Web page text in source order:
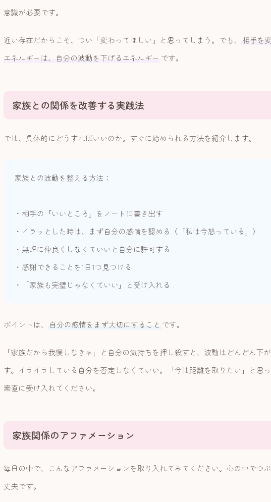
意識が必要です。
近い存在だからこそ、つい「変わってほしい」と思ってしまう。でも、
相手を
エネルギーは、自分の波動を下げるエネルギー です。
家族との関係を改善する実践法
では、具体的にどうすればいいのか。すぐに始められる方法を紹介します。
家族との波動を整える方法：
・相手の「いいところ」をノートに書き出す
・イラッとした時は、まず自分の感情を認める（「私は今怒っている」）
・無理に仲良くしなくていいと自分に許可する
・感謝できることを1日1つ見つける
・「家族も完璧じゃなくていい」と受け入れる
ポイントは、 自分の感情をまず大切にすること です。
「家族だから我慢しなきゃ」と自分の気持ちを押し殺すと、波動はどんどん下
す。イライラしている自分を否定しなくていい。「今は距離を取りたい」と思
素直に受け入れてください。
家族関係のアファメーション
毎日の中で、こんなアファメーションを取り入れてみてください。心の中でつ
丈夫です。